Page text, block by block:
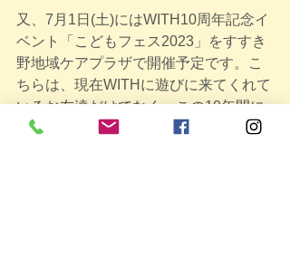
又、7月1日(土)にはWITH10周年記念イ
ベント「こどもフェス2023」をすすき
野地域ケアプラザで開催予定です。こ
ちらは、現在WITHに遊びに来てくれて
いるお友達だけでなく、この10年間に
広場を巣立っていった親子、そしてま